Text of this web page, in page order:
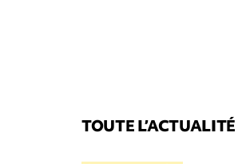
TOUTE L’ACTUALITÉ